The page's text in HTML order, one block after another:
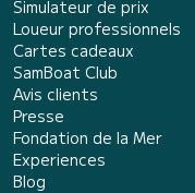
Simulateur de prix
Loueur professionnels
Cartes cadeaux
SamBoat Club
Avis clients
Presse
Fondation de la Mer
Experiences
Blog